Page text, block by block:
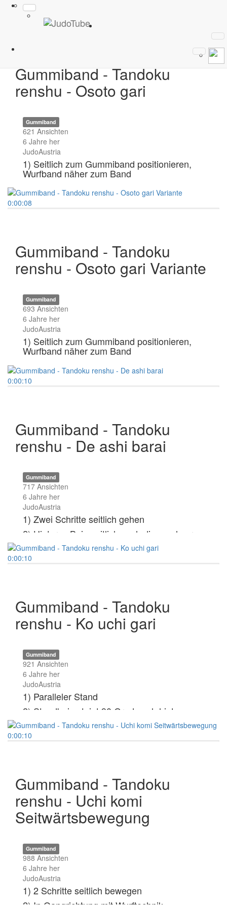
Gummiband - Tandoku
renshu - Osoto gari
Gummiband
621 Ansichten
6 Jahre her
JudoAustria
1) Seitlich zum Gummiband positionieren,
Wurfband näher zum Band
2) Standbein steigt weit seitlich nach Vorne
3) Wurfbein wird nach vorne oben gezogen
(Zehenspitzen gestreckt)
0:00:08
Gummiband - Tandoku
renshu - Osoto gari Variante
Gummiband
693 Ansichten
6 Jahre her
JudoAustria
1) Seitlich zum Gummiband positionieren,
Wurfband näher zum Band
2) Standbein steigt weit seitlich nach Vorne
3) Wurfbein wird nach vorne oben gezogen
(Zehenspitzen gestreckt)
Variante: Bein oben 3-5 Sekunden halten
0:00:10
Gummiband - Tandoku
renshu - De ashi barai
Gummiband
717 Ansichten
6 Jahre her
JudoAustria
1) Zwei Schritte seitlich gehen
2) Hinteres Bein seitlich nach diagonal vorne
ziehen
3) Hüfte gestreckt, Fußsohle sieht in
Wurfrichtung
0:00:10
Gummiband - Tandoku
renshu - Ko uchi gari
Gummiband
921 Ansichten
6 Jahre her
JudoAustria
1) Paralleler Stand
2) Standbein steigt 90 Grad nach hinten
3) Wurfbein zieht nach hinten
4) Hüfte gestreckt, Fußsohle & Blick in
0:00:10
Gummiband - Tandoku
renshu - Uchi komi
Seitwärtsbewegung
Gummiband
988 Ansichten
6 Jahre her
JudoAustria
1) 2 Schritte seitlich bewegen
2) In Gangrichtung mit Wurftechnik